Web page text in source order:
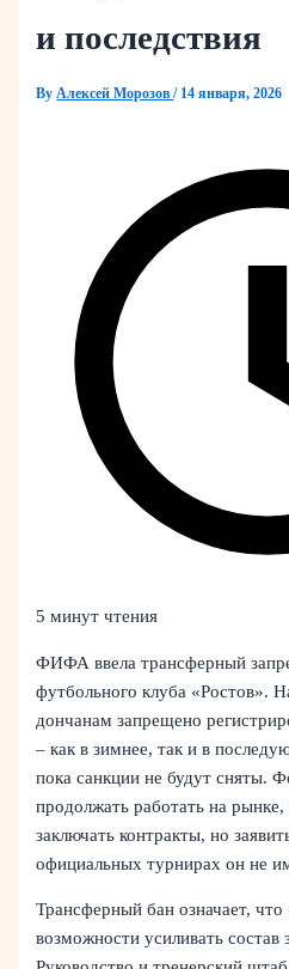
и последствия
ByАлексей Морозов/ 14 января, 2026
5 минут чтения
ФИФА ввела трансферный
футбольного клуба «Ростов».
дончанам запрещено
– как в зимнее, так и в
пока санкции не будут сняты.
продолжать работать на
заключать контракты, но
официальных турнирах он не
Трансферный бан означает,
возможности усиливать состав